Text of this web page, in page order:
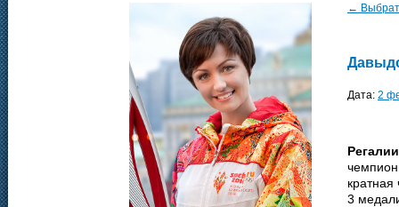
←
Дата: 2
3